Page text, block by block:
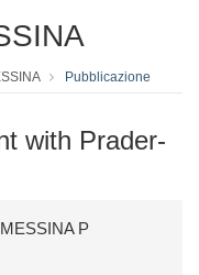
Pubblicazione
with Prader-
P